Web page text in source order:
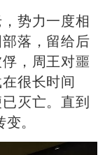
势力一度相
落，留给后
，周王对噩
很长时间
灭亡。直到
。